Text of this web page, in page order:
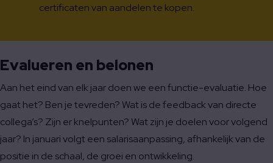
certificaten van aandelen te kopen.
Evalueren en belonen
Aan het eind van elk jaar doen we een functie-evaluatie. Hoe
gaat het? Ben je tevreden? Wat is de feedback van directe
collega’s? Zijn er knelpunten? Wat zijn je doelen voor volgend
jaar? In januari volgt een salarisaanpassing, afhankelijk van de
positie in de schaal, de groei en ontwikkeling.